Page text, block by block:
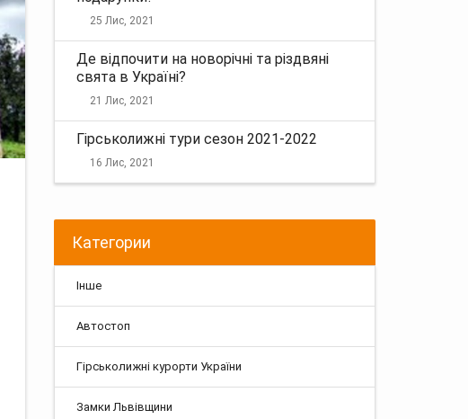
25 Лис, 2021
Де відпочити на новорічні та різдвяні
свята в Україні?
21 Лис, 2021
Гірськолижні тури сезон 2021-2022
16 Лис, 2021
Категории
Інше
Автостоп
Гірськолижні курорти України
Замки Львівщини